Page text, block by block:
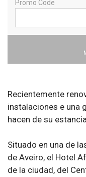
Promo Code
Recientemente
instalaciones e una
hacen de su
Situado en una de
de Aveiro, el Hotel
de la ciudad, del